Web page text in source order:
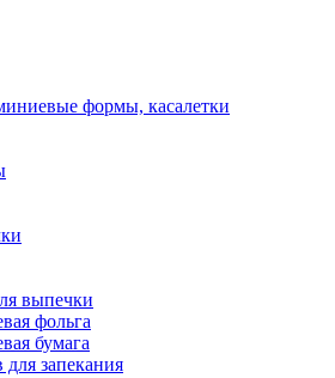
формы, касалетки
выпечки
фольга
бумага
для запекания